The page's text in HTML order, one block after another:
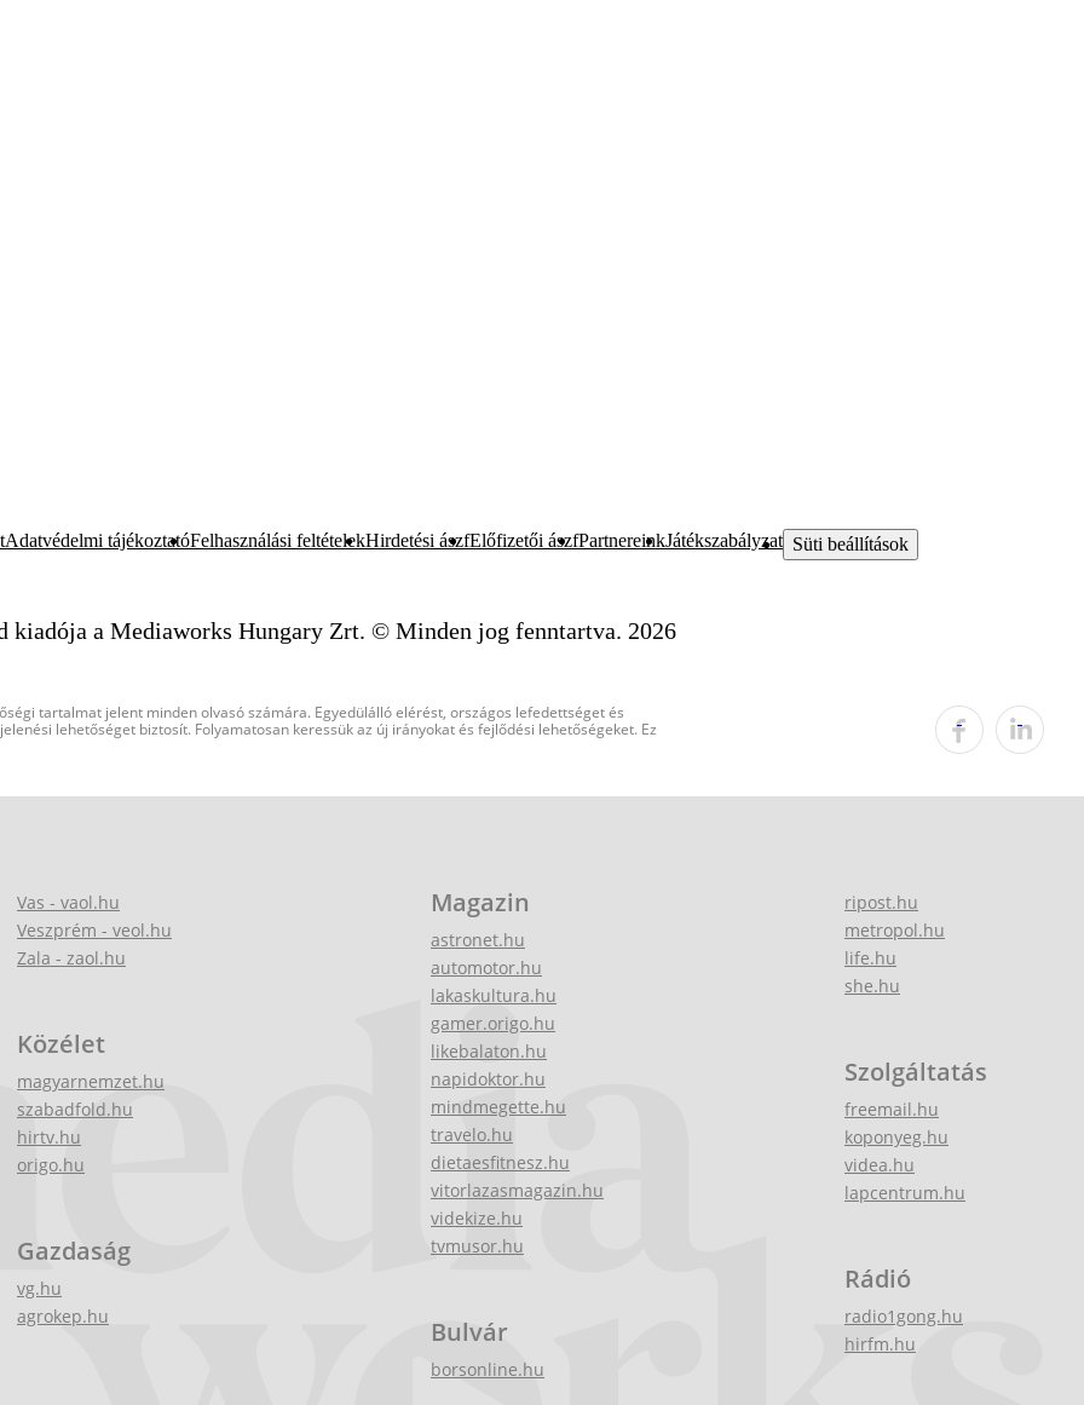
Adatvédelmi tájékoztatóFelhasználási feltételekHirdetési ászfElőfizetői ászfPartnereinkJátékszabályzat Süti beállítások
kiadója a Mediaworks Hungary Zrt. © Minden jog fenntartva. 2026
tartalmat jelent minden olvasó számára. Egyedülálló elérést, országos lefedettséget és
lehetőséget biztosít. Folyamatosan keressük az új irányokat és fejlődési lehetőségeket. Ez
Vas - vaol.hu
Veszprém - veol.hu
Zala - zaol.hu
Közélet
magyarnemzet.hu
szabadfold.hu
hirtv.hu
origo.hu
Gazdaság
vg.hu
agrokep.hu
Magazin
astronet.hu
automotor.hu
lakaskultura.hu
gamer.origo.hu
likebalaton.hu
napidoktor.hu
mindmegette.hu
travelo.hu
dietaesfitnesz.hu
vitorlazasmagazin.hu
videkize.hu
tvmusor.hu
Bulvár
borsonline.hu
ripost.hu
metropol.hu
life.hu
she.hu
Szolgáltatás
freemail.hu
koponyeg.hu
videa.hu
lapcentrum.hu
Rádió
radio1gong.hu
hirfm.hu